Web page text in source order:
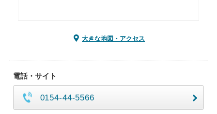
大きな地図・アクセス
電話・サイト
0154-44-5566